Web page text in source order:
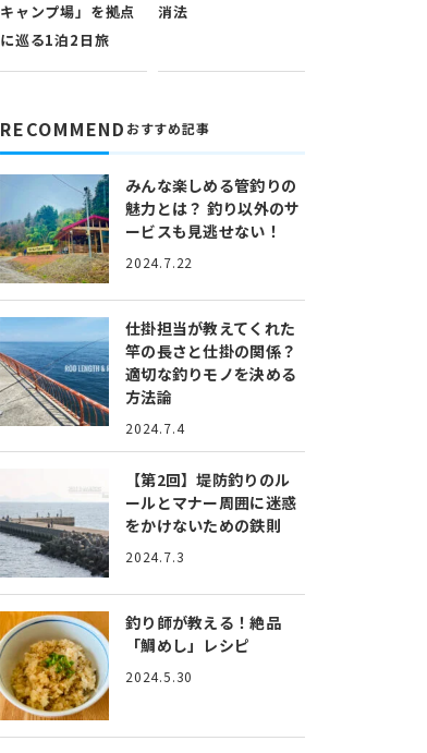
キャンプ場」を拠点
に巡る1泊2日旅
消法
RECOMMEND おすすめ記事
みんな楽しめる管釣りの
魅力とは？ 釣り以外のサ
ービスも見逃せない！
2024.7.22
仕掛担当が教えてくれた
竿の長さと仕掛の関係？
適切な釣りモノを決める
方法論
2024.7.4
【第2回】堤防釣りのル
ールとマナー周囲に迷惑
をかけないための鉄則
2024.7.3
釣り師が教える！絶品
「鯛めし」レシピ
2024.5.30